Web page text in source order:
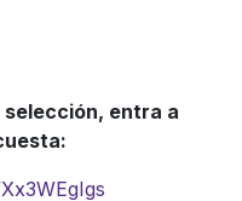
selección, entra a